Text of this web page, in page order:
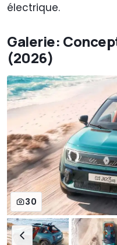
électrique.
Galerie:
(2026)
30